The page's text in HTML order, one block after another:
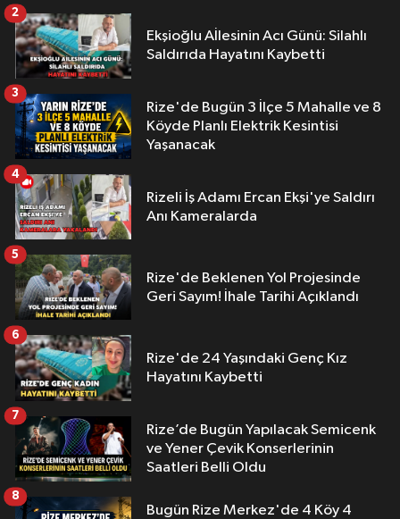
Ekşioğlu Aİlesinin Acı Günü: Silahlı
Saldırıda Hayatını Kaybetti
2
Rize'de Bugün 3 İlçe 5 Mahalle ve 8
Köyde Planlı Elektrik Kesintisi
Yaşanacak
3
Rizeli İş Adamı Ercan Ekşi'ye Saldırı
Anı Kameralarda
4
Rize'de Beklenen Yol Projesinde
Geri Sayım! İhale Tarihi Açıklandı
5
Rize'de 24 Yaşındaki Genç Kız
Hayatını Kaybetti
6
Rize’de Bugün Yapılacak Semicenk
ve Yener Çevik Konserlerinin
Saatleri Belli Oldu
7
Bugün Rize Merkez'de 4 Köy 4
8